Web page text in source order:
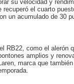
su velocidad y
recuperó el cuarto
un acumulado de 30
RB22, como el alerón
amplios y
marca que